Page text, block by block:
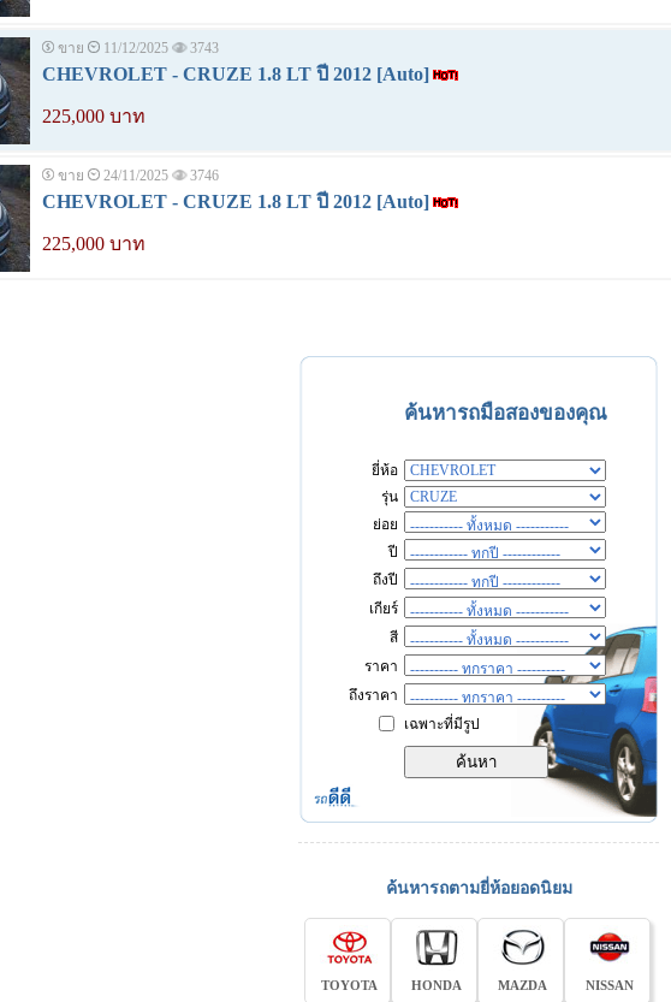
ขาย 11/12/2025 3743
CHEVROLET - CRUZE 1.8 LT ปี 2012 [Auto]
225,000 บาท
ขาย 24/11/2025 3746
CHEVROLET - CRUZE 1.8 LT ปี 2012 [Auto]
225,000 บาท
ค้นหารถมือสองของคุณ
ยี่ห้อ
รุ่น
ย่อย
ปี
ถึงปี
เกียร์
สี
ราคา
ถึงราคา
เฉพาะที่มีรูป
ค้นหารถตามยี่ห้อยอดนิยม
TOYOTA HONDA MAZDA NISSAN